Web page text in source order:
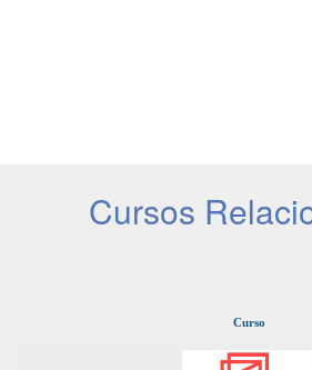
Cursos
Curso